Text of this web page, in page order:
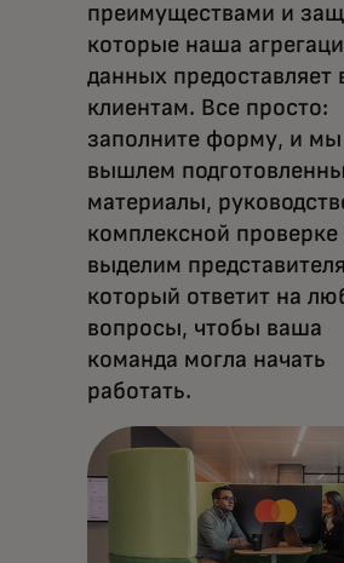
преимуществами и
которые наша
данных предоставляет
клиентам. Все просто:
заполните форму, и мы
вышлем
материалы,
комплексной проверке
выделим
который ответит на
вопросы, чтобы ваша
команда могла начать
работать.